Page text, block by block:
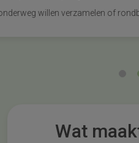
wat kinderen onderweg willen
Wat